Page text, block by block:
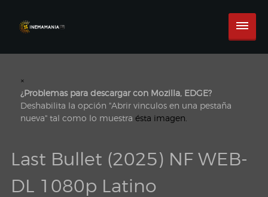
×
¿Problemas para descargar con Mozilla, EDGE?
Deshabilita la opción "Abrir vinculos en una pestaña
nueva" tal como lo muestra ésta imagen.
Last Bullet (2025) NF WEB-
DL 1080p Latino